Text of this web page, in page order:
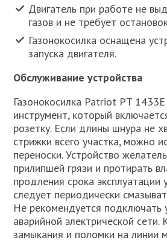
Двигатель при работе не
газов и не требует
Газонокосилка оснащена
запуска двигателя.
Обслуживание устройства
Газонокосилка Patriot PT
инструмент, который
розетку. Если длины шнура не
стрижки всего участка, можно
переноски. Устройство
прилипшей грязи и протирать
продления срока эксплуатации
следует периодически
Не рекомендуется подключать
аварийной электрической сети.
замыкания и поломки на линии